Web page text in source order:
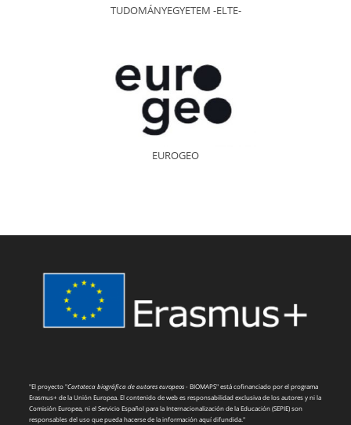
TUDOMÁNYEGYETEM -ELTE-
EUROGEO
"El proyecto "Cartoteca biográfica de autores europeos- BIOMAPS" está cofinanciado por el programa
Erasmus+ de la Unión Europea. El contenido de web es responsabilidad exclusiva de los autores y ni la
Comisión Europea, ni el Servicio Español para la Internacionalización de la Educación (SEPIE) son
responsables del uso que pueda hacerse de la información aquí difundida."